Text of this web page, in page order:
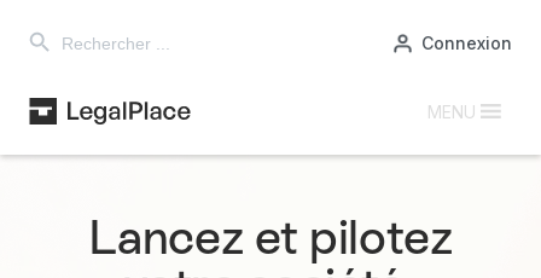
for:
Connexion
MENU
Lancez et pilotez